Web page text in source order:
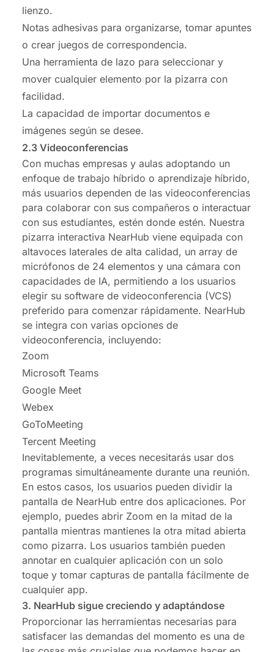
lienzo.
Notas adhesivas para organizarse, tomar apuntes
o crear juegos de correspondencia.
Una herramienta de lazo para seleccionar y
mover cualquier elemento por la pizarra con
facilidad.
La capacidad de importar documentos e
imágenes según se desee.
2.3 Videoconferencias
Con muchas empresas y aulas adoptando un
enfoque de trabajo híbrido o aprendizaje híbrido,
más usuarios dependen de las videoconferencias
para colaborar con sus compañeros o interactuar
con sus estudiantes, estén donde estén. Nuestra
pizarra interactiva NearHub viene equipada con
altavoces laterales de alta calidad, un array de
micrófonos de 24 elementos y una cámara con
capacidades de IA, permitiendo a los usuarios
elegir su software de videoconferencia (VCS)
preferido para comenzar rápidamente. NearHub
se integra con varias opciones de
videoconferencia, incluyendo:
Zoom
Microsoft Teams
Google Meet
Webex
GoToMeeting
Tercent Meeting
Inevitablemente, a veces necesitarás usar dos
programas simultáneamente durante una reunión.
En estos casos, los usuarios pueden dividir la
pantalla de NearHub entre dos aplicaciones. Por
ejemplo, puedes abrir Zoom en la mitad de la
pantalla mientras mantienes la otra mitad abierta
como pizarra. Los usuarios también pueden
annotar en cualquier aplicación con un solo
toque y tomar capturas de pantalla fácilmente de
cualquier app.
3. NearHub sigue creciendo y adaptándose
Proporcionar las herramientas necesarias para
satisfacer las demandas del momento es una de